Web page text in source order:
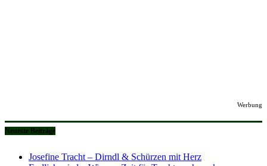
Werbung
Neueste Beiträge
Josefine Tracht – Dirndl & Schürzen mit Herz